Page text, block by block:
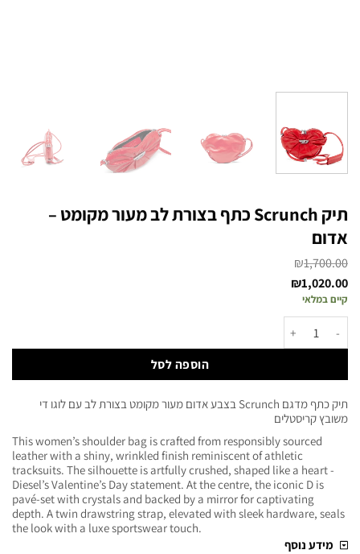
תיק Scrunch כתף בצורת לב מעור מקומט –
אדום
₪1,700.00
₪1,020.00
קיים במלאי
הוספה לסל
תיק כתף מדגם Scrunch בצבע אדום מעור מקומט בצורת לב עם לוגו די
משובץ קריסטלים
This women’s shoulder bag is crafted from responsibly sourced
leather with a shiny, wrinkled finish reminiscent of athletic
tracksuits. The silhouette is artfully crushed, shaped like a heart -
Diesel’s Valentine’s Day statement. At the centre, the iconic D is
pavé-set with crystals and backed by a mirror for captivating
depth. A twin drawstring strap, elevated with sleek hardware, seals
the look with a luxe sportswear touch.
מידע נוסף